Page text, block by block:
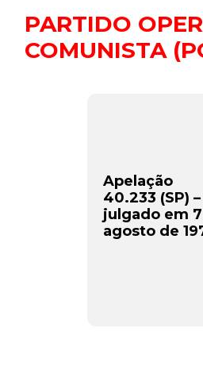
PARTIDO
COMUNISTA
Apelação
40.233 (SP) –
julgado em
agosto de